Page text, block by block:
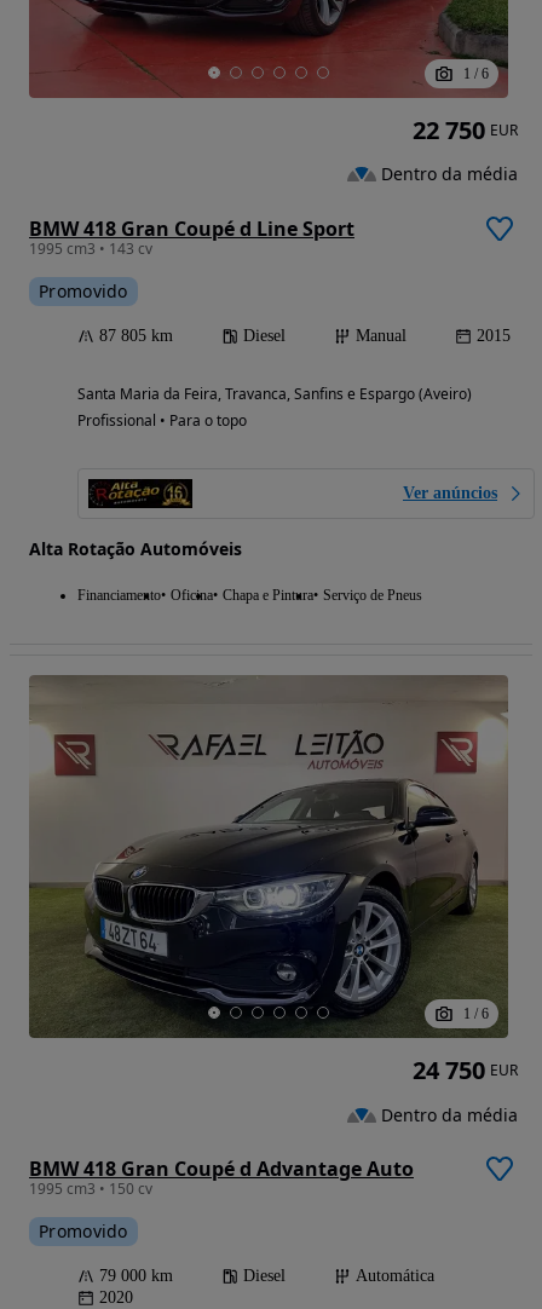
1 / 6
BMW 418 Gran Coupé d Line Sport
1995 cm3 • 143 cv
Promovido
87 805 km Diesel Manual 2015
Santa Maria da Feira, Travanca, Sanfins e Espargo (Aveiro)
Profissional • Para o topo
Ver anúncios
Alta Rotação Automóveis
Financiamento Oficina Chapa e Pintura Serviço de Pneus
22 750 EUR
Dentro da média
1 / 6
BMW 418 Gran Coupé d Advantage Auto
1995 cm3 • 150 cv
Promovido
79 000 km Diesel
Automática
2020
24 750 EUR
Dentro da média